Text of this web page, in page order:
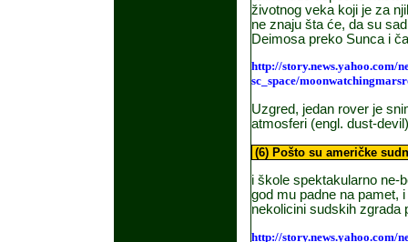
životnog veka koji je za
ne znaju šta će, da su
Deimosa preko Sunca i
http://story.news.yahoo.com/
sc_space/
Uzgred, jedan rover je
atmosferi (engl. dust-
(6) Pošto su američke
i škole spektakularno ne-
god mu padne na pamet,
nekolicini sudskih zgrada
http://story.news.yahoo.com/